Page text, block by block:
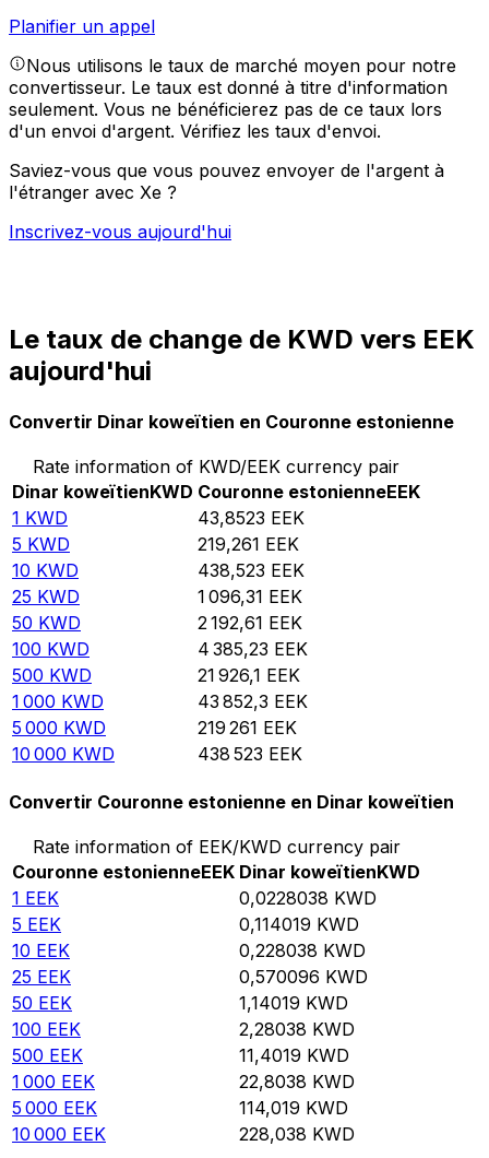
Planifier un appel
Nous utilisons le taux de marché moyen pour notre
convertisseur. Le taux est donné à titre d'information
seulement. Vous ne bénéficierez pas de ce taux lors
d'un envoi d'argent. Vérifiez les taux d'envoi.
Saviez-vous que vous pouvez envoyer de l'argent à
l'étranger avec Xe ?
Inscrivez-vous aujourd'hui
Le taux de change de KWD vers EEK
aujourd'hui
Convertir Dinar koweïtien en Couronne estonienne
Rate information of KWD/EEK currency pair
Dinar koweïtienKWD Couronne estonienneEEK
1 KWD 43,8523 EEK
5 KWD 219,261 EEK
10 KWD 438,523 EEK
25 KWD 1 096,31 EEK
50 KWD 2 192,61 EEK
100 KWD 4 385,23 EEK
500 KWD 21 926,1 EEK
1 000 KWD 43 852,3 EEK
5 000 KWD 219 261 EEK
10 000 KWD 438 523 EEK
Convertir Couronne estonienne en Dinar koweïtien
Rate information of EEK/KWD currency pair
Couronne estonienneEEK Dinar koweïtienKWD
1 EEK 0,0228038 KWD
5 EEK 0,114019 KWD
10 EEK 0,228038 KWD
25 EEK 0,570096 KWD
50 EEK 1,14019 KWD
100 EEK 2,28038 KWD
500 EEK 11,4019 KWD
1 000 EEK 22,8038 KWD
5 000 EEK 114,019 KWD
10 000 EEK 228,038 KWD